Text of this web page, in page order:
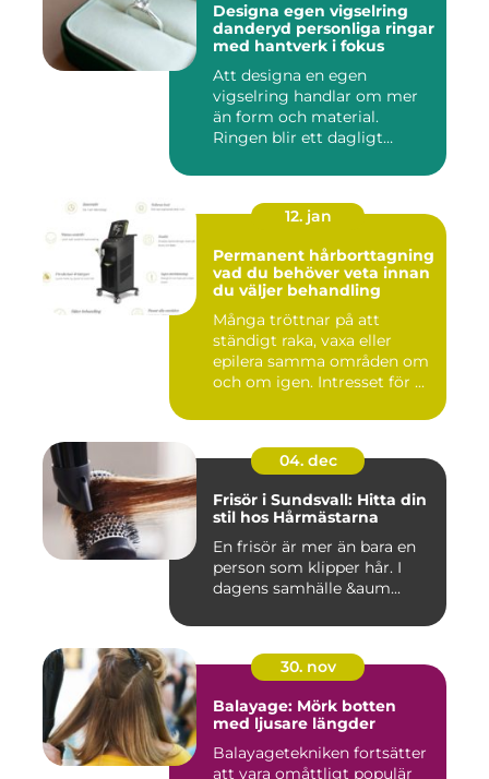
Designa egen vigselring
danderyd personliga ringar
med hantverk i fokus
Att designa en egen
vigselring handlar om mer
än form och material.
Ringen blir ett dagligt
12. jan
Permanent hårborttagning
vad du behöver veta innan
du väljer behandling
Många tröttnar på att
ständigt raka, vaxa eller
epilera samma områden om
och om igen. Intresset för ...
04. dec
Frisör i Sundsvall: Hitta din
stil hos Hårmästarna
En frisör är mer än bara en
person som klipper hår. I
dagens samhälle &aum...
30. nov
Balayage: Mörk botten
med ljusare längder
Balayagetekniken fortsätter
att vara omåttligt populär